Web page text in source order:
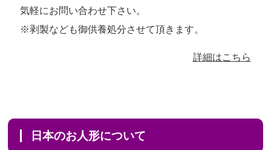
気軽にお問い合わせ下さい。
※剥製なども御供養処分させて頂きます。
詳細はこちら
日本のお人形について